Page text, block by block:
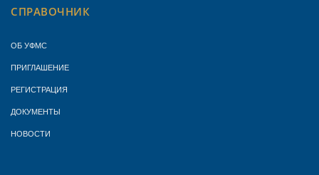
СПРАВОЧНИК
ОБ УФМС
ПРИГЛАШЕНИЕ
РЕГИСТРАЦИЯ
ДОКУМЕНТЫ
НОВОСТИ